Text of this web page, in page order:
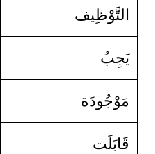
التَّوْظِيف
يَجِبُ
مَوْجُودَة
قَابَلَت